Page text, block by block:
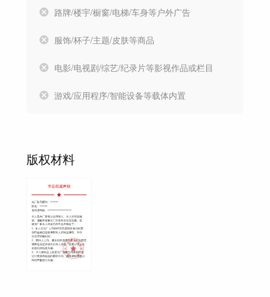
路牌/楼宇/橱窗/电梯/车身等户外广告
服饰/杯子/主题/皮肤等商品
电影/电视剧/综艺/纪录片等影视作品或栏目
游戏/应用程序/智能设备等载体内置
版权材料